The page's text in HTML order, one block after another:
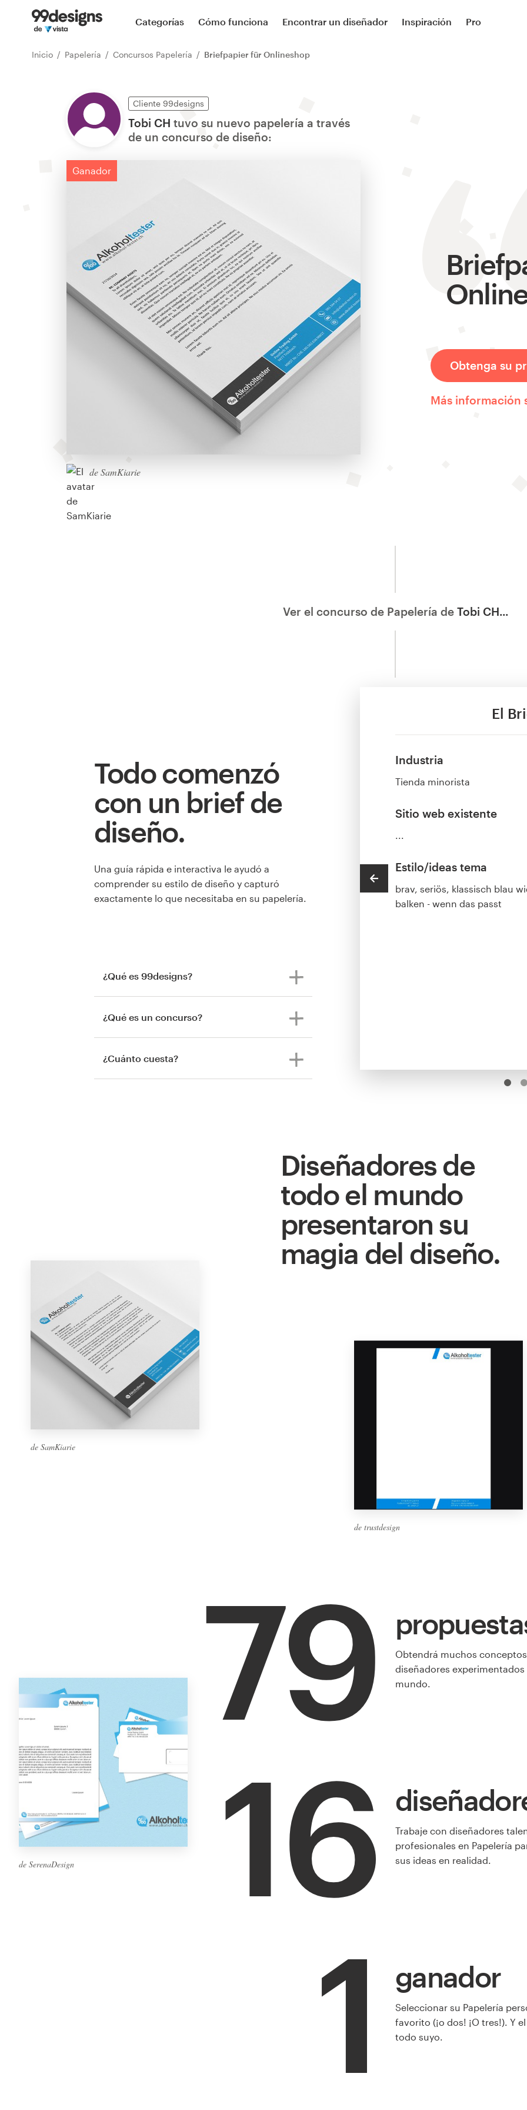
Categorías Cómo funciona Encontrar un diseñador Inspiración Pro
Inicio Papelería Concursos Papelería Briefpapier für Onlineshop
Cliente 99designs
Tobi CH tuvo su nuevo papelería a través
de un concurso de diseño:
Ganador
de SamKiarie
Obtenga su
Más información
Ver el concurso de Papelería de Tobi CH...
El
Industria
Tienda minorista
Sitio web existente
...
Estilo/ideas tema
brav, seriös, klassisch blau
balken - wenn das passt
Todo comenzó
con un brief de
diseño.
Una guía rápida e interactiva le ayudó a
comprender su estilo de diseño y capturó
exactamente lo que necesitaba en su papelería.
¿Qué es 99designs?
¿Qué es un concurso?
¿Cuánto cuesta?
Diseñadores de
todo el mundo
presentaron su
magia del diseño.
de SamKiarie
de trustdesign
de SerenaDesign
79
Obtendrá muchos
diseñadores
mundo.
16
Trabaje con diseñadores
profesionales en Papelería
sus ideas en realidad.
1 ganador
Seleccionar su Papelería
favorito (¡o dos! ¡O tres!). Y
todo suyo.